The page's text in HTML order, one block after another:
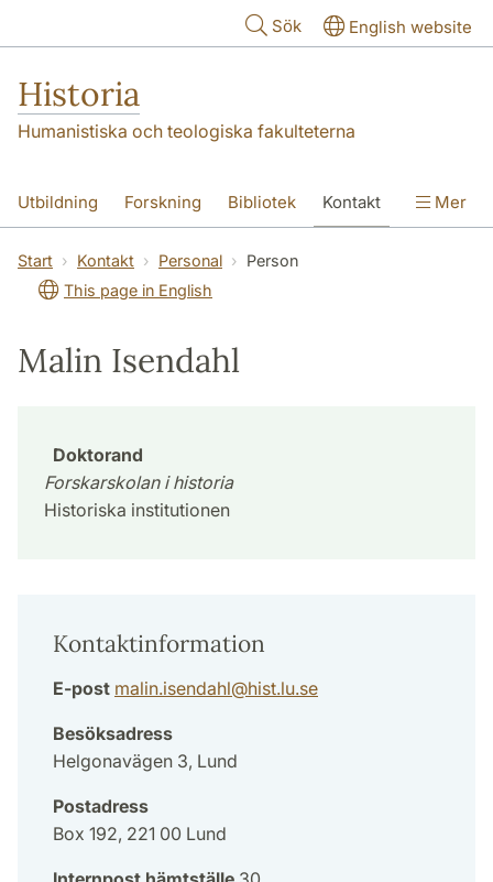
Sök English website
Historia
Humanistiska och teologiska fakulteterna
Utbildning Forskning Bibliotek Kontakt
Om oss
Mer
Start Kontakt Personal
Person
This page in English
Malin Isendahl
Doktorand
Forskarskolan i historia
Historiska institutionen
Kontaktinformation
E-post malin.isendahl@hist.lu.se
Besöksadress
Helgonavägen 3, Lund
Postadress
Box 192, 221 00 Lund